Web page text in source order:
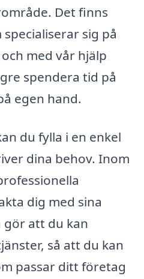
Det finns
sig på
med vår hjälp
spendera tid på
egen hand.
du fylla i en enkel
dina behov. Inom
dig med sina
att du kan
så att du kan
passar ditt företag